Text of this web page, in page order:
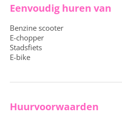
Eenvoudig huren van
Benzine scooter
E-chopper
Stadsfiets
E-bike
Huurvoorwaarden